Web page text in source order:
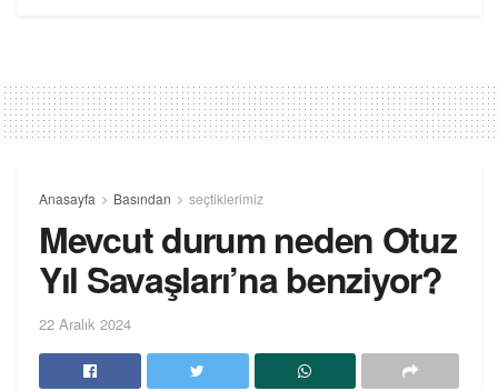
Anasayfa Basından seçtiklerimiz
Mevcut durum neden Otuz
Yıl Savaşları’na benziyor?
22 Aralık 2024